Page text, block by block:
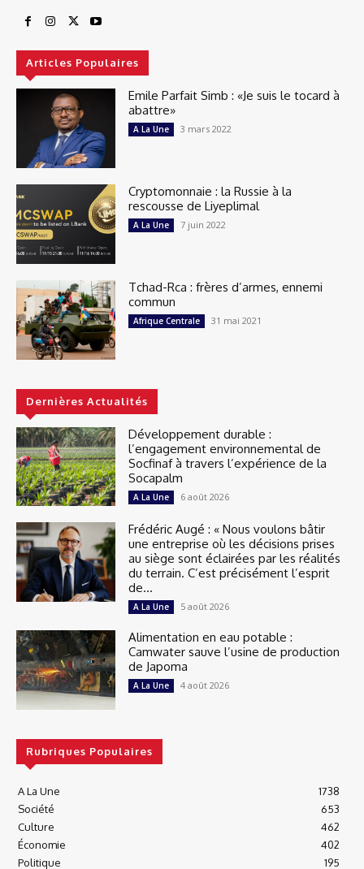
Articles Populaires
Emile Parfait Simb : «Je suis le tocard à
abattre»
A La Une 3 mars 2022
Cryptomonnaie : la Russie à la
rescousse de Liyeplimal
A La Une 7 juin 2022
Tchad-Rca : frères d’armes, ennemi
commun
Afrique Centrale 31 mai 2021
Dernières Actualités
Développement durable :
l’engagement environnemental de
Socfinaf à travers l’expérience de la
Socapalm
A La Une 6 août 2026
Frédéric Augé : « Nous voulons bâtir
une entreprise où les décisions prises
au siège sont éclairées par les réalités
du terrain. C’est précisément l’esprit
de...
A La Une 5 août 2026
Alimentation en eau potable :
Camwater sauve l’usine de production
de Japoma
A La Une 4 août 2026
Rubriques Populaires
A La Une
1738
Société
653
Culture
462
Économie
402
Politique
195